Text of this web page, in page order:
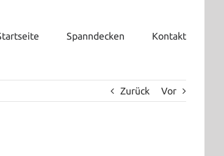
Spanndecken Kontakt
Zurück Vor